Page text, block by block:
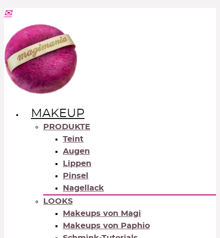
MAKEUP
PRODUKTE
Teint
Augen
Lippen
Pinsel
Nagellack
LOOKS
Makeups von Magi
Makeups von Paphio